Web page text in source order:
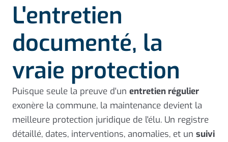
L'entretien
documenté, la
vraie protection
Puisque seule la preuve d'un entretien régulier
exonère la commune, la maintenance devient la
meilleure protection juridique de l'élu. Un registre
détaillé, dates, interventions, anomalies, et un suivi